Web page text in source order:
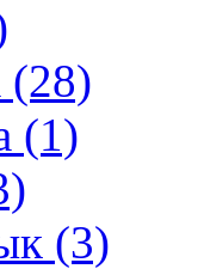
(28)
(1)
(3)